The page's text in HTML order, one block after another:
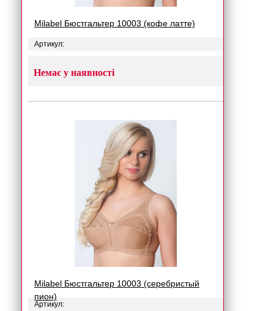
Milabel Бюстгальтер 10003 (кофе латте)
Артикул:
Немає у наявності
Milabel Бюстгальтер 10003 (серебристый
пион)
Артикул: